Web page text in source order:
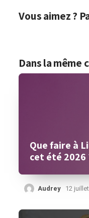
Vous aimez ?
Dans la même
Que faire à
cet été 2026
Audrey 12